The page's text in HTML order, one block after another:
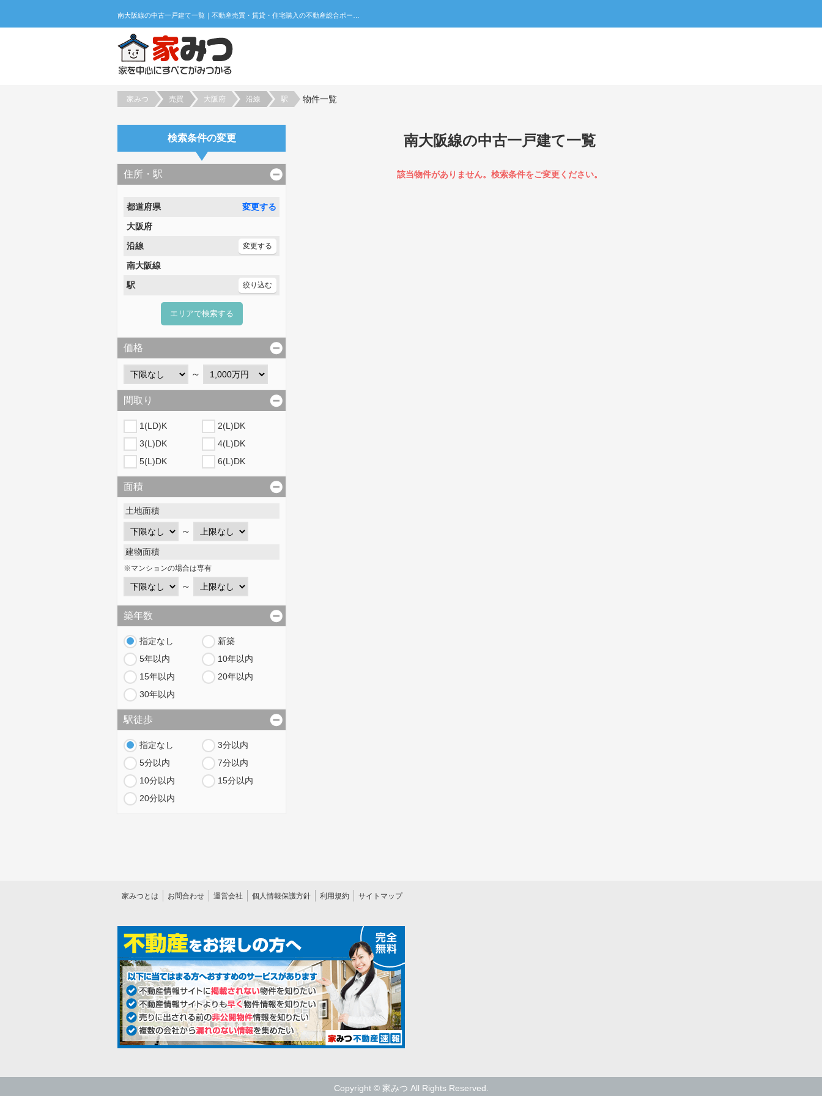
家みつ 売買 大阪府 沿線 駅 物件一覧
検索条件の変更
住所・駅
都道府県
変更する
大阪府
沿線
変更する
南大阪線
駅
絞り込む
エリアで検索する
価格
～
間取り
1(LD)K
2(L)DK
3(L)DK
4(L)DK
5(L)DK
6(L)DK
面積
土地面積
～
建物面積
※マンションの場合は専有
～
築年数
指定なし
新築
5年以内
10年以内
15年以内
20年以内
30年以内
駅徒歩
指定なし
3分以内
5分以内
7分以内
10分以内
15分以内
20分以内
南大阪線の中古一戸建て一覧
該当物件がありません。検索条件をご変更ください。
家みつとは お問合わせ 運営会社 個人情報保護方針 利用規約 サイトマップ
Copyright © 家みつ All Rights Reserved.